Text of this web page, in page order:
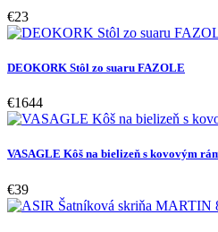
€23
DEOKORK Stôl zo suaru FAZOLE
€1644
VASAGLE Kôš na bielizeň s kovovým
€39